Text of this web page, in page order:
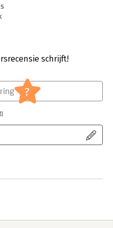
schrijft!
?